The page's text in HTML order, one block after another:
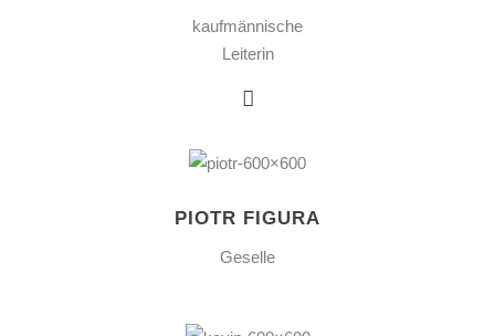
kaufmännische
Leiterin
PIOTR FIGURA
Geselle